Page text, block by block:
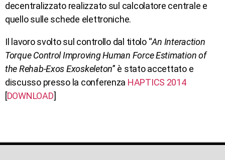
decentralizzato realizzato sul calcolatore centrale e
quello sulle schede elettroniche.
Il lavoro svolto sul controllo dal titolo “An Interaction
Torque Control Improving Human Force Estimation of
the Rehab-Exos Exoskeleton” è stato accettato e
discusso presso la conferenza HAPTICS 2014
[DOWNLOAD]